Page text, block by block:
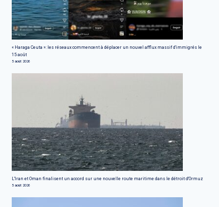
« Haraga Ceuta »: les réseaux commencent à déplacer un nouvel afflux massif d'immigrés le
15 août
5 août 2026
L'Iran et Oman finalisent un accord sur une nouvelle route maritime dans le détroit d'Ormuz
5 août 2026